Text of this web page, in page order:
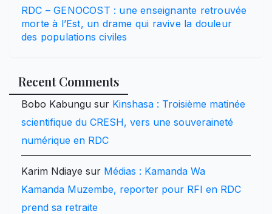
RDC – GENOCOST : une enseignante retrouvée
morte à l’Est, un drame qui ravive la douleur
des populations civiles
Recent Comments
Bobo Kabungu sur Kinshasa : Troisième matinée
scientifique du CRESH, vers une souveraineté
numérique en RDC
Karim Ndiaye sur Médias : Kamanda Wa
Kamanda Muzembe, reporter pour RFI en RDC
prend sa retraite